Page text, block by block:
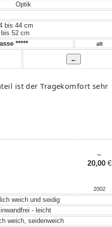
Optik
bis 44 cm
52 cm
***** alt
ist der Tragekomfort sehr
~
20,00€
2002
weich und seidig
- leicht
weich, seidenweich